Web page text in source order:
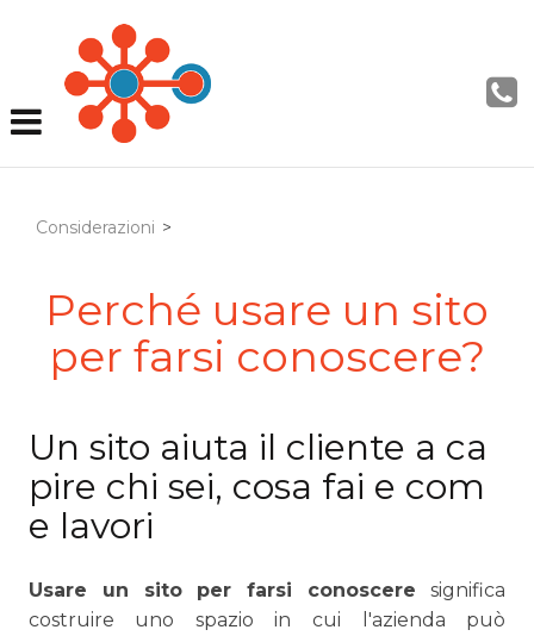
Considerazioni >
Perché usare un sito
per farsi conoscere?
Un sito aiuta il cliente a ca
pire chi sei, cosa fai e com
e lavori
Usare un sito per farsi conoscere significa
costruire uno spazio in cui l'azienda può